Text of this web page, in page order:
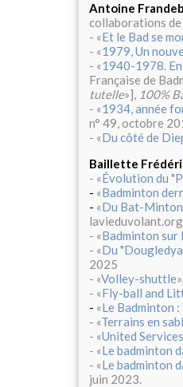
Antoine
collaborations de
- «Et le Bad se
- «1979, Un
- «1940-1978.
Française de
tutelle»], 100%
- «1934, année
n° 49, octobre
- «Du côté de
Baillette
- «Évolution du
- «Badminton
- «Du Bat-
- «Badminton sur
- «Du
2025
- «Volley-shuttle
- «Fly-ball and
- «Le Badminton
- «Terrains en
- «United
- «Le badminton
- «Le badminton
juin 2023.